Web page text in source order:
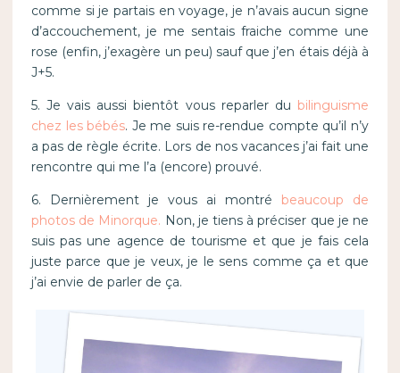
comme si je partais en voyage, je n’avais aucun signe
d’accouchement, je me sentais fraiche comme une
rose (enfin, j’exagère un peu) sauf que j’en étais déjà à
J+5.
5. Je vais aussi bientôt vous reparler du bilinguisme
chez les bébés. Je me suis re-rendue compte qu’il n’y
a pas de règle écrite. Lors de nos vacances j’ai fait une
rencontre qui me l’a (encore) prouvé.
6. Dernièrement je vous ai montré
beaucoup de
photos de Minorque. Non, je tiens à préciser que je ne
suis pas une agence de tourisme et que je fais cela
juste parce que je veux, je le sens comme ça et que
j’ai envie de parler de ça.